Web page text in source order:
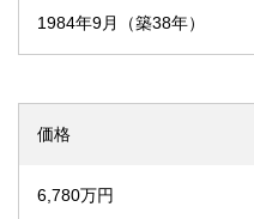
1984年9月（築38年）
価格
6,780万円